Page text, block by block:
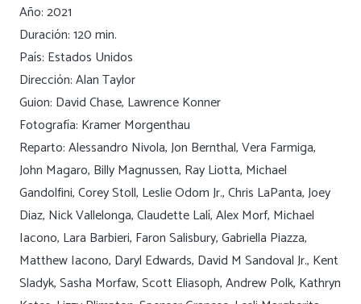
Año: 2021
Duración: 120 min.
País: Estados Unidos
Dirección: Alan Taylor
Guion: David Chase, Lawrence Konner
Fotografía: Kramer Morgenthau
Reparto: Alessandro Nivola, Jon Bernthal, Vera Farmiga,
John Magaro, Billy Magnussen, Ray Liotta, Michael
Gandolfini, Corey Stoll, Leslie Odom Jr., Chris LaPanta, Joey
Diaz, Nick Vallelonga, Claudette Lalí, Alex Morf, Michael
Iacono, Lara Barbieri, Faron Salisbury, Gabriella Piazza,
Matthew Iacono, Daryl Edwards, David M Sandoval Jr., Kent
Sladyk, Sasha Morfaw, Scott Eliasoph, Andrew Polk, Kathryn